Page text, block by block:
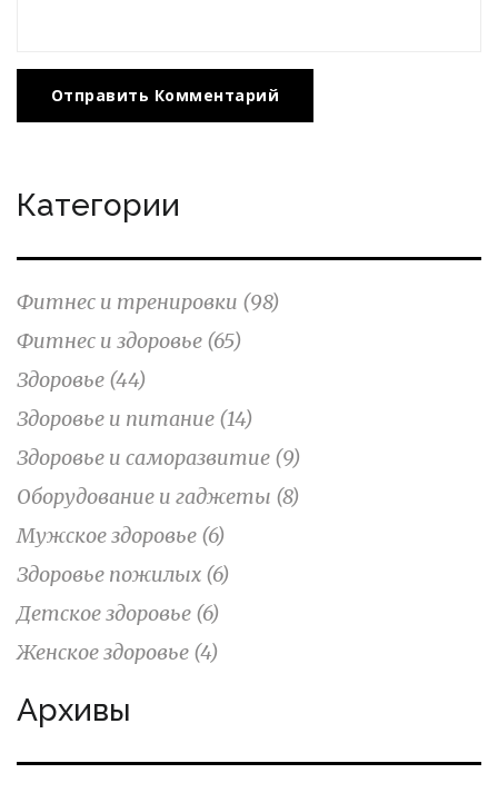
Отправить Комментарий
Категории
Фитнес и тренировки (98)
Фитнес и здоровье (65)
Здоровье (44)
Здоровье и питание (14)
Здоровье и саморазвитие (9)
Оборудование и гаджеты (8)
Мужское здоровье (6)
Здоровье пожилых (6)
Детское здоровье (6)
Женское здоровье (4)
Архивы